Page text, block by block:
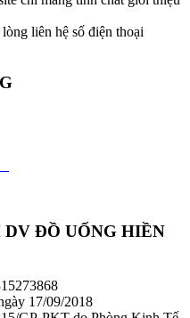
liên hệ số điện thoại
ĐỒ UỐNG HIỀN
17/09/2018